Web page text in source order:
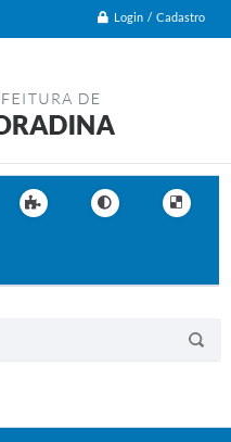
Login / Cadastro